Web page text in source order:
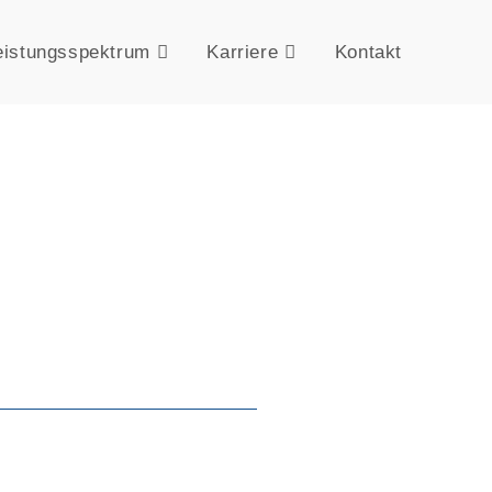
Karriere Kontakt